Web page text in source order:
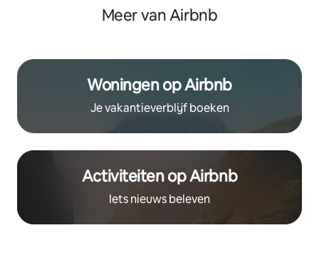
Meer van Airbnb
Woningen op Airbnb
Je vakantieverblijf boeken
Activiteiten op Airbnb
Iets nieuws beleven